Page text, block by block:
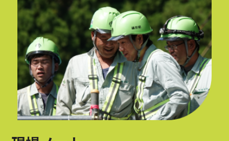
現場ノート
採用情報
協力会社の皆様へ